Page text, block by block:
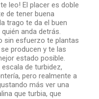
te leo! El placer es doble
de tener buena
trago te da el buen
anda detrás.
sin esfuerzo te plantas
producen y te las
estado posible.
de turbidez,
pero realmente a
más ver una
que turbia, que